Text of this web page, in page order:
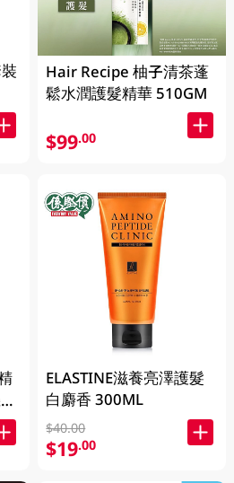
Hair Recipe 柚子清茶蓬
鬆水潤護髮精華 510GM
$99.00
ELASTINE滋養亮澤護髮
白麝香 300ML
$40.00
$19.00